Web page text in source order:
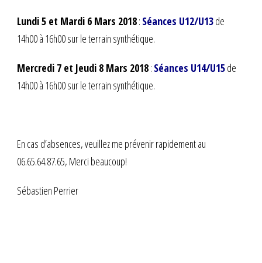
Lundi 5 et Mardi 6 Mars 2018: Séances U12/U13de
14h00 à 16h00 sur le terrain synthétique.
Mercredi 7 et Jeudi 8 Mars 2018: Séances U14/U15de
14h00 à 16h00 sur le terrain synthétique.
En cas d’absences, veuillez me prévenir rapidement au
06.65.64.87.65, Merci beaucoup!
Sébastien Perrier